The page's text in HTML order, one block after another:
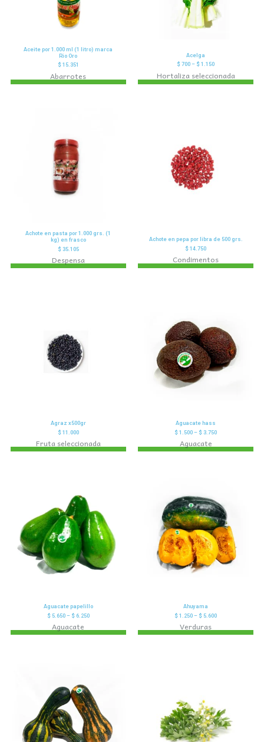
Aceite por 1.000 ml (1 litro) marca
Rio Oro
$15.351
Abarrotes
Acelga
$ 700 – $ 1.150
Hortaliza seleccionada
Achote en pasta por 1.000 grs. (1
kg) en frasco
$35.105
Despensa
Achote en pepa por libra de 500 grs.
$ 14.750
Condimentos
Agraz x500gr
$11.000
Fruta seleccionada
Aguacate hass
$ 1.500 – $ 3.750
Aguacate
Aguacate papelillo
$5.650– $6.250
Aguacate
Ahuyama
$ 1.250 – $ 5.600
Verduras